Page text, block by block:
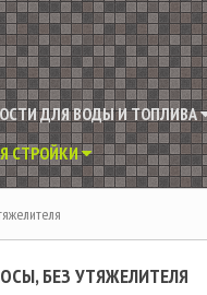
ДЛЯ ВОДЫ И ТОПЛИВА
СТРОЙКИ
БЕЗ УТЯЖЕЛИТЕЛЯ